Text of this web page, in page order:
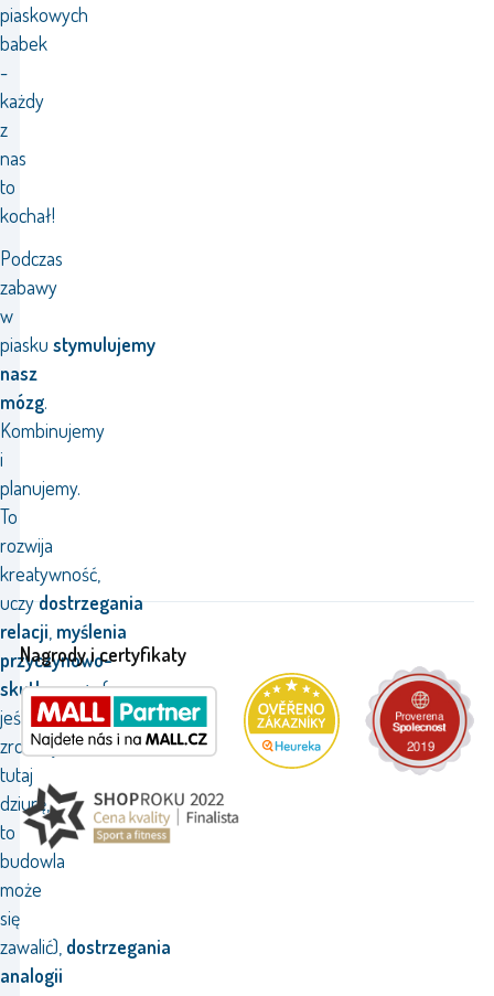
piaskowych
babek
-
każdy
z
nas
to
kochał!
Podczas
zabawy
w
piasku stymulujemy
nasz
mózg.
Kombinujemy
i
planujemy.
To
rozwija
kreatywność,
uczydostrzegania
relacji myślenia
przyczynowo-
skutkowego(np.
jeśli
zrobimy
tutaj
dziurę,
to
budowla
może
się
zawalić), dostrzegania
analogii
Nagrody i certyfikaty